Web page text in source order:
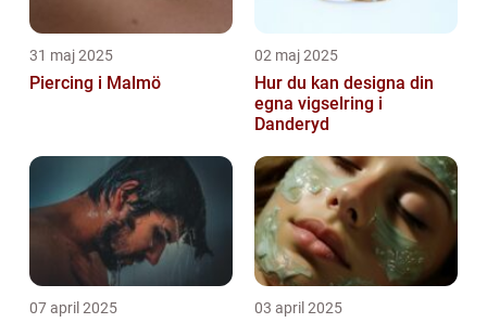
31 maj 2025
Piercing i Malmö
02 maj 2025
Hur du kan designa din
egna vigselring i
Danderyd
07 april 2025 03 april 2025